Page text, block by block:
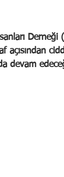
Derneği
açısından
devam